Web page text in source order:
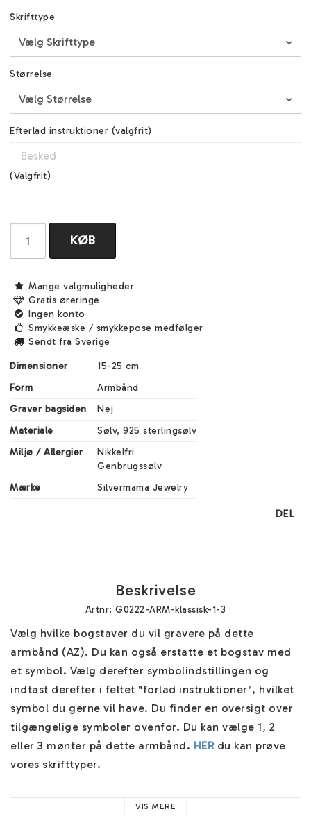
Skrifttype
Størrelse
Efterlad instruktioner (valgfrit)
(Valgfrit)
KØB
Mange valgmuligheder
Gratis øreringe
Ingen konto
Smykkeæske / smykkepose medfølger
Sendt fra Sverige
Dimensioner
15-25 cm
Form
Armbånd
Graver bagsiden
Nej
Materiale
Sølv, 925 sterlingsølv
Miljø / Allergier
Nikkelfri
Genbrugssølv
Mærke
Silvermama Jewelry
DEL
Beskrivelse
Artnr: G0222-ARM-klassisk-1-3
Vælg hvilke bogstaver du vil gravere på dette
armbånd (AZ). Du kan også erstatte et bogstav med
et symbol. Vælg derefter symbolindstillingen og
indtast derefter i feltet "forlad instruktioner", hvilket
symbol du gerne vil have. Du finder en oversigt over
tilgængelige symboler ovenfor. Du kan vælge 1, 2
eller 3 mønter på dette armbånd. HER du kan prøve
vores skrifttyper.
Armbåndet er lavet unikt til dig og pakket ind i et
VIS MERE